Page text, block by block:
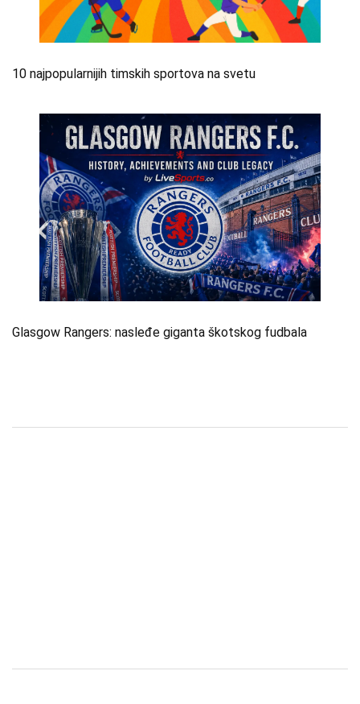
10 najpopularnijih timskih sportova na svetu
Glasgow Rangers: nasleđe giganta škotskog fudbala